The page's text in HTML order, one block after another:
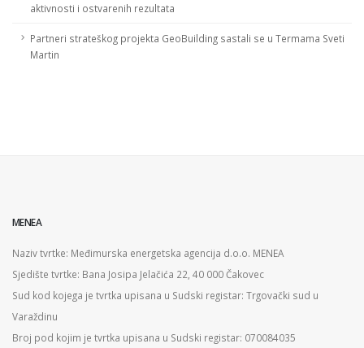
aktivnosti i ostvarenih rezultata
Partneri strateškog projekta GeoBuilding sastali se u Termama Sveti
Martin
MENEA
Naziv tvrtke: Međimurska energetska agencija d.o.o. MENEA
Sjedište tvrtke: Bana Josipa Jelačića 22, 40 000 Čakovec
Sud kod kojega je tvrtka upisana u Sudski registar: Trgovački sud u
Varaždinu
Broj pod kojim je tvrtka upisana u Sudski registar: 070084035